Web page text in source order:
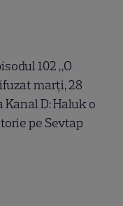
102 „O
marți, 28
Kanal D: Haluk o
pe Sevtap